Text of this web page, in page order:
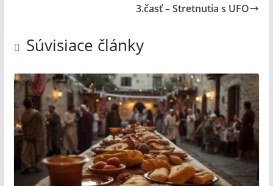
3.časť – Stretnutia s UFO
Súvisiace články